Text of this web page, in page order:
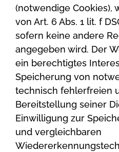
(notwendige Cookies),
von Art. 6 Abs. 1 lit. f
sofern keine andere
angegeben wird. Der
ein berechtigtes
Speicherung von
technisch fehlerfreien
Bereitstellung seiner
Einwilligung zur
und vergleichbaren